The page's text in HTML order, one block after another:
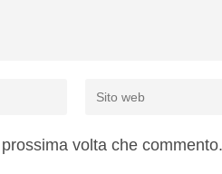
volta che commento.